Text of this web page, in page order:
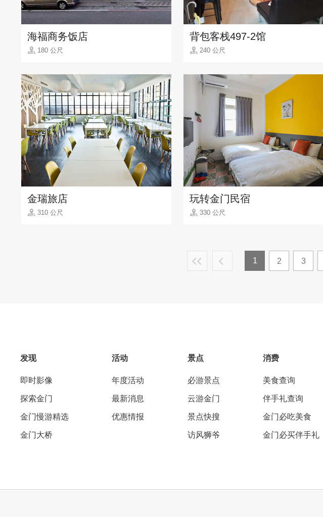
海福商务饭店
180 公尺
背包客栈497-2馆
240 公尺
金瑞旅店
310 公尺
玩转金门民宿
330 公尺
1 2 3
发现
即时影像
探索金门
金门慢游精选
金门大桥
活动
年度活动
最新消息
优惠情报
景点
必游景点
云游金门
景点快搜
访风狮爷
消费
美食查询
伴手礼查询
金门必吃美食
金门必买伴手礼